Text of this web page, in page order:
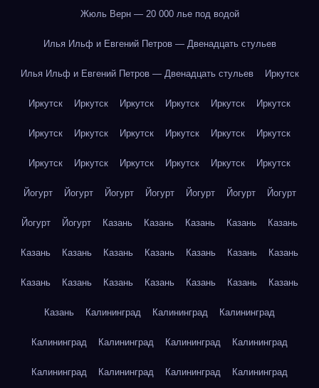
Жюль Верн — 20 000 лье под водой
Илья Ильф и Евгений Петров — Двенадцать стульев
Илья Ильф и Евгений Петров — Двенадцать стульев Иркутск
Иркутск Иркутск Иркутск Иркутск Иркутск Иркутск
Иркутск Иркутск Иркутск Иркутск Иркутск Иркутск
Иркутск Иркутск Иркутск Иркутск Иркутск Иркутск
Йогурт Йогурт Йогурт Йогурт Йогурт Йогурт Йогурт
Йогурт Йогурт Казань Казань Казань Казань Казань
Казань Казань Казань Казань Казань Казань Казань
Казань Казань Казань Казань Казань Казань Казань
Казань Калининград Калининград Калининград
Калининград Калининград Калининград Калининград
Калининград Калининград Калининград Калининград